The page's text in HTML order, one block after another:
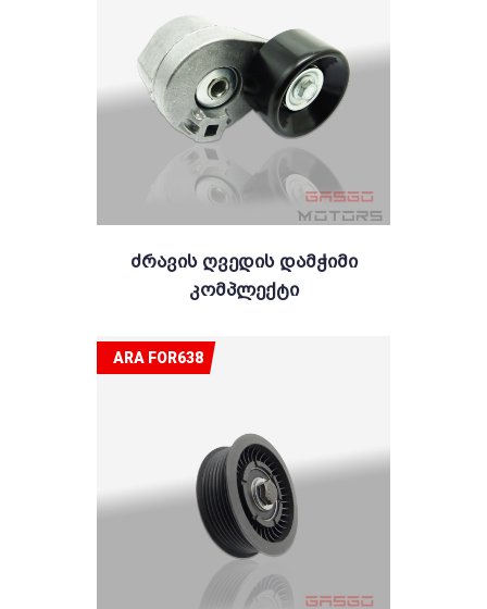
Ძრავის Ღვედის Დამჭიმი
Კომპლექტი
ARA FOR638